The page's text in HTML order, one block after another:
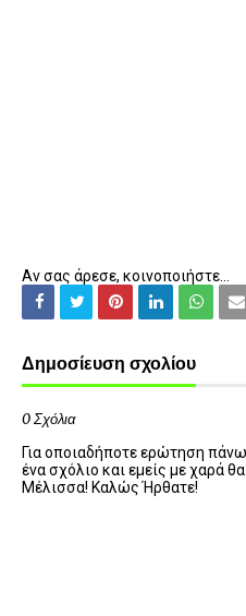
Αν σας άρεσε, κοινοποιήστε...
Δημοσίευση σχολίου
0 Σχόλια
Για οποιαδήποτε ερώτηση
ένα σχόλιο και εμείς με χαρά
Μέλισσα! Καλώς Ήρθατε!